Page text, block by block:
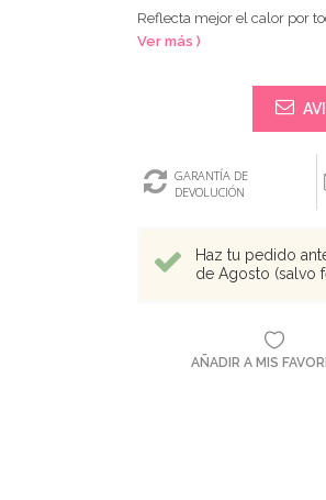
Reflecta mejor el calor por
Ver más )
GARANTÍA DE
DEVOLUCIÓN
Haz tu pedido
de Agosto (salvo
AÑADIR A MIS